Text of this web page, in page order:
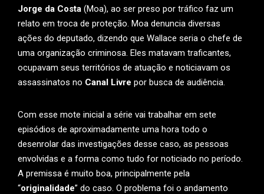
Jorge da Costa (Moa), ao ser preso por tráfico faz um
relato em troca de proteção. Moa denuncia diversas
ações do deputado, dizendo que Wallace seria o chefe de
uma organização criminosa. Eles matavam traficantes,
ocupavam seus territórios de atuação e noticiavam os
assassinatos no Canal Livre por busca de audiência.
Com esse mote inicial a série vai trabalhar em sete
episódios de aproximadamente uma hora todo o
desenrolar das investigações desse caso, as pessoas
envolvidas e a forma como tudo for noticiado no período.
A premissa é muito boa, principalmente pela
“originalidade” do caso. O problema foi o andamento